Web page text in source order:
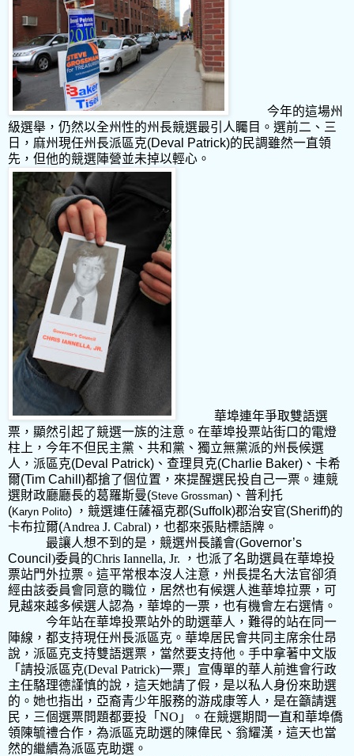
今年的這場州
級選舉，仍然以全州性的州長競選最引人矚目。選前二、三
日，麻州現任州長派區克(Deval Patrick)的民調雖然一直領
先，但他的競選陣營並未掉以輕心。
華埠連年爭取雙語選
票，顯然引起了競選一族的注意。在華埠投票站街口的電燈
柱上，今年不但民主黨、共和黨、獨立無黨派的州長候選
人，派區克(Deval Patrick) 、查理貝克(Charlie Baker) 、卡希
爾(Tim Cahill)都搶了個位置，來提醒選民投自己一票。連競
選財政廳廳長的葛羅斯曼(Steve Grossman) 、普利托
(Karyn Polito) ，競選連任薩福克郡(Suffolk)郡治安官(Sheriff)的
卡布拉爾(Andrea J. Cabral) ，也都來張貼標語牌。
最讓人想不到的是，競選州長議會(Governor’s
Council )委員的Chris Iannella, Jr. ， 也派了名助選員在華埠投
票站門外拉票。 這平常根本沒人注意，州長提名大法官卻須
經由該委員會同意的職位，居然也有候選人進華埠拉票，可
見越來越多候選人認為，華埠的一票，也有機會左右選情。
今年站在華埠投票站外的助選華人，難得的站在同一
陣線，都支持現任州長派區克。華埠居民會共同主席余仕昂
說，派區克支持雙語選票，當然要支持他。手中拿著中文版
「請投派區克(Deval Patrick)一票」宣傳單的華人前進會行政
主任駱理德謹慎的說，這天她請了假，是以私人身份來助選
的。她也指出，亞裔青少年服務的游成康等人，是在籲請選
民，三個選票問題都要投「 NO 」。在競選期間一直和華埠僑
領陳毓禮合作，為派區克助選的陳偉民、翁耀漢，這天也當
然的繼續為派區克助選。